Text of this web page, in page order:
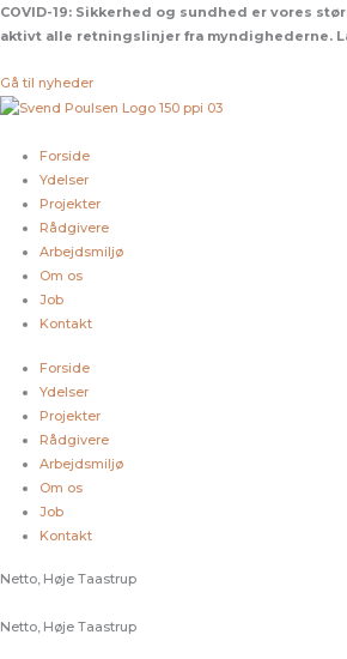
Gå
til
COVID-19: Sikkerhed og sundhed er vores
aktivt alle retningslinjer fra myndighederne.
Gå til nyheder
Forside
Ydelser
Projekter
Rådgivere
Arbejdsmiljø
Om os
Job
Kontakt
Forside
Ydelser
Projekter
Rådgivere
Arbejdsmiljø
Om os
Job
Kontakt
Netto, Høje Taastrup
Netto, Høje Taastrup